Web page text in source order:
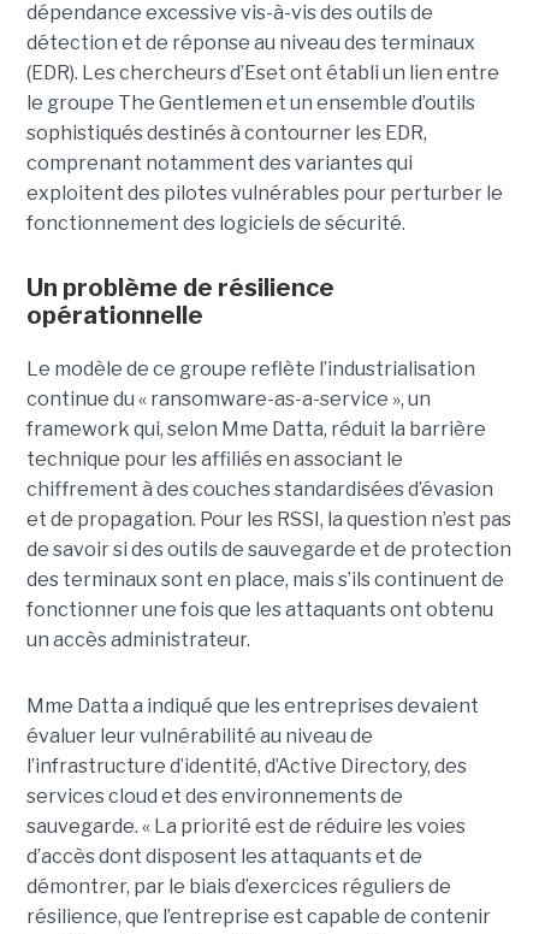
dépendance excessive vis-à-vis des outils de
détection et de réponse au niveau des terminaux
(EDR). Les chercheurs d’Eset ont établi un lien entre
le groupe The Gentlemen et un ensemble d’outils
sophistiqués destinés à contourner les EDR,
comprenant notamment des variantes qui
exploitent des pilotes vulnérables pour perturber le
fonctionnement des logiciels de sécurité.
Un problème de résilience
opérationnelle
Le modèle de ce groupe reflète l’industrialisation
continue du « ransomware-as-a-service », un
framework qui, selon Mme Datta, réduit la barrière
technique pour les affiliés en associant le
chiffrement à des couches standardisées d’évasion
et de propagation. Pour les RSSI, la question n’est pas
de savoir si des outils de sauvegarde et de protection
des terminaux sont en place, mais s’ils continuent de
fonctionner une fois que les attaquants ont obtenu
un accès administrateur.
Mme Datta a indiqué que les entreprises devaient
évaluer leur vulnérabilité au niveau de
l’infrastructure d’identité, d’Active Directory, des
services cloud et des environnements de
sauvegarde. « La priorité est de réduire les voies
d’accès dont disposent les attaquants et de
démontrer, par le biais d’exercices réguliers de
résilience, que l’entreprise est capable de contenir